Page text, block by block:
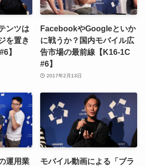
ンツは
を置き
】
FacebookやGoogleといか
に戦うか？国内モバイル広
告市場の最前線【K16-1C
#6】
2017年2月13日
運用業
モバイル動画による「ブラ